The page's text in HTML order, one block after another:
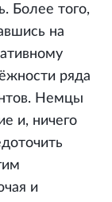
Более того,
на
ряда
Немцы
и, ничего
и